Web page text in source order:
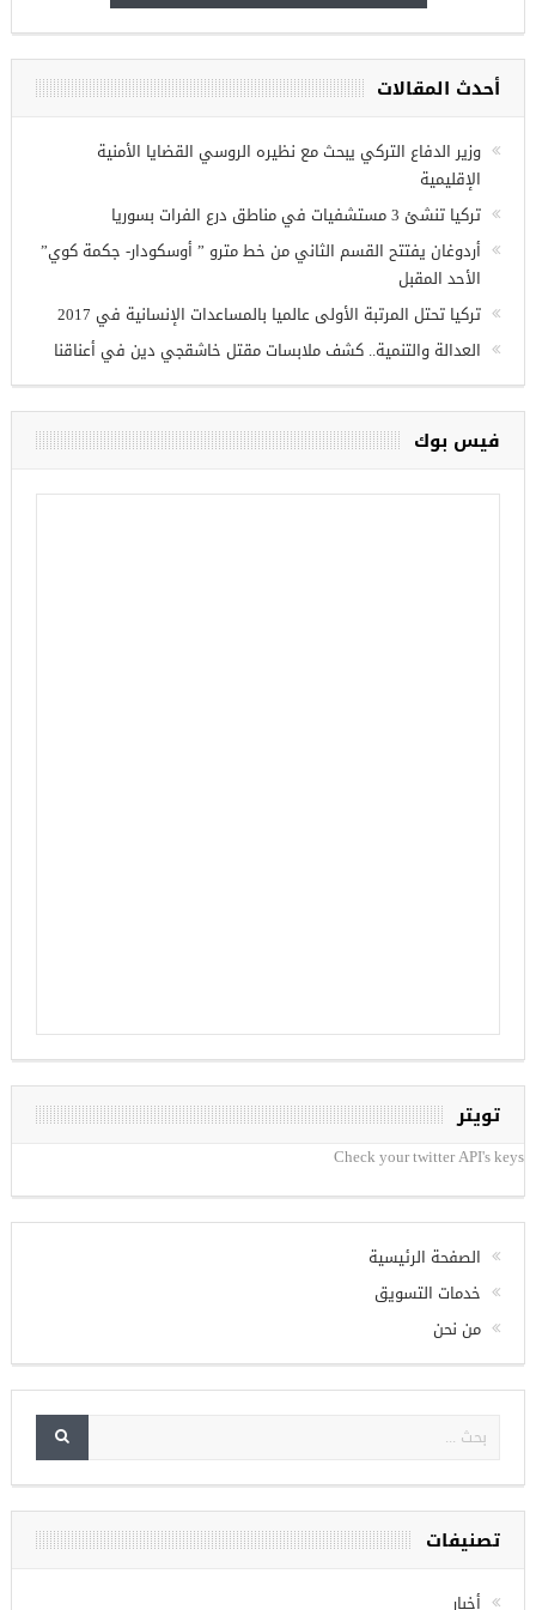
في
أحدث المقالات
وزير الدفاع التركي يبحث مع نظيره الروسي القضايا الأمنية
الإقليمية
تركيا تنشئ 3 مستشفيات في مناطق درع الفرات بسوريا
أردوغان يفتتح القسم الثاني من خط مترو ” أوسكودار- جكمة كوي”
الأحد المقبل
تركيا تحتل المرتبة الأولى عالميا بالمساعدات الإنسانية في 2017
العدالة والتنمية.. كشف ملابسات مقتل خاشقجي دين في أعناقنا
فيس بوك
تويتر
Check your twitter API's keys
الصفحة الرئيسية
خدمات التسويق
من نحن
تصنيفات
أخبار